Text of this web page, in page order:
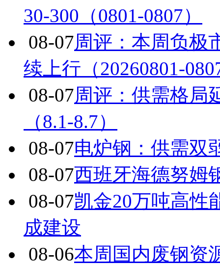
30-300（0801-0807）
08-07周评：本周负极
续上行（20260801-
08-07周评：供需格局
（8.1-8.7）
08-07电炉钢：供需双
08-07西班牙海德努姆
08-07凯金20万吨高性
成建设
08-06本周国内废钢资